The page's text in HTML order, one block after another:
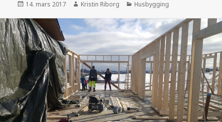
Publisert
14. mars 2017 Forfatter
Kristin Riborg Kategorier
Husbygging